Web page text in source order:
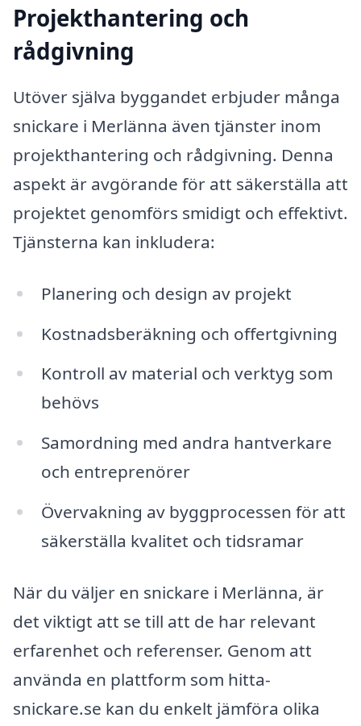
Projekthantering och
rådgivning
Utöver själva byggandet erbjuder många
snickare i Merlänna även tjänster inom
projekthantering och rådgivning. Denna
aspekt är avgörande för att säkerställa att
projektet genomförs smidigt och effektivt.
Tjänsterna kan inkludera:
Planering och design av projekt
Kostnadsberäkning och offertgivning
Kontroll av material och verktyg som
behövs
Samordning med andra hantverkare
och entreprenörer
Övervakning av byggprocessen för att
säkerställa kvalitet och tidsramar
När du väljer en snickare i Merlänna, är
det viktigt att se till att de har relevant
erfarenhet och referenser. Genom att
använda en plattform som hitta-
snickare.se kan du enkelt jämföra olika